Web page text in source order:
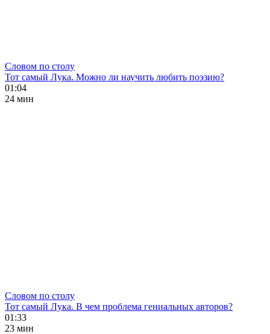
Словом по столу
Тот самый Лука. Можно ли научить любить поэзию?
01:04
24 мин
Словом по столу
Тот самый Лука. В чем проблема гениальных авторов?
01:33
23 мин